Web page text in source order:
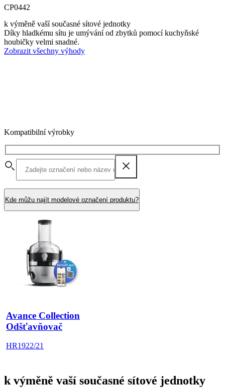
CP0442
k výměně vaší současné sítové jednotky
Díky hladkému sítu je umývání od zbytků pomocí kuchyňské
houbičky velmi snadné.
Zobrazit všechny výhody
Kompatibilní výrobky
Kde můžu najít modelové označení produktu?
Avance Collection
Odšťavňovač
HR1922/21
k výměně vaší současné sítové jednotky